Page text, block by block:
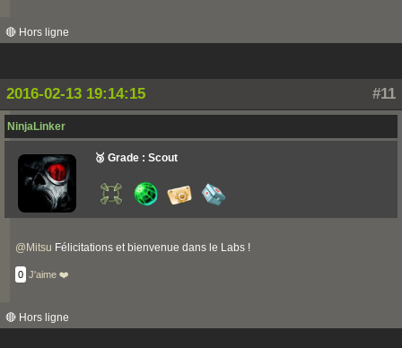
🔴 Hors ligne
#11
2016-02-13 19:14:15
NinjaLinker
🥉 Grade : Scout
@ Mitsu Félicitations et bienvenue dans le Labs !
0 J'aime ❤️
🔴 Hors ligne